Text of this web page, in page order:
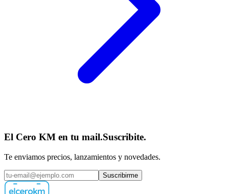
El Cero KM en tu mail.Suscribite.
Te enviamos precios, lanzamientos y novedades.
Suscribirme